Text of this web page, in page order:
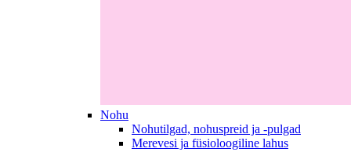
Nohu
Nohutilgad, nohuspreid ja -pulgad
Merevesi ja füsioloogiline lahus